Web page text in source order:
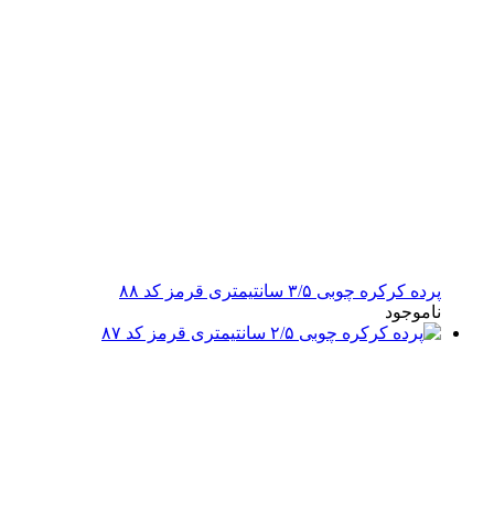
پرده کرکره چوبی ۳/۵ سانتیمتری قرمز کد ۸۸
ناموجود